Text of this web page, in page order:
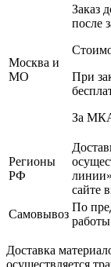
Москва и
МО
Заказ
после
При
За
Регионы
РФ
сайте
Самовывоз
По
Доставка